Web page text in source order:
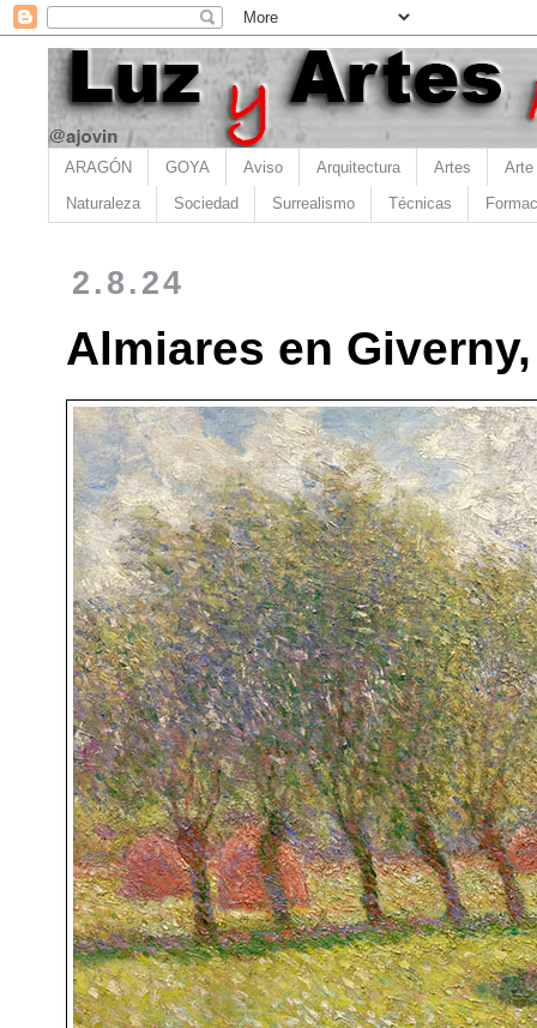
ARAGÓN GOYA Aviso Arquitectura Artes Arte
Naturaleza Sociedad Surrealismo Técnicas
2.8.24
Almiares en